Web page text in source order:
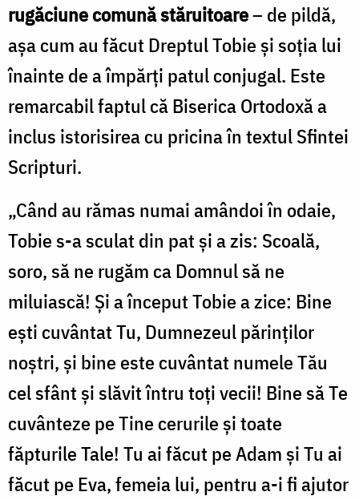
rugăciune comună stăruitoare– de pildă,
aşa cum au făcut Dreptul Tobie şi soţia lui
înainte de a împărţi patul conjugal. Este
remarcabil faptul că Biserica Ortodoxă a
inclus istorisirea cu pricina în textul Sfintei
Scripturi.
„Când au rămas numai amândoi în odaie,
Tobie s-a sculat din pat şi a zis: Scoală,
soro, să ne rugăm ca Domnul să ne
miluiască! Şi a început Tobie a zice: Bine
eşti cuvântat Tu, Dumnezeul părinţilor
noştri, şi bine este cuvântat numele Tău
cel sfânt şi slăvit întru toţi vecii! Bine să Te
cuvânteze pe Tine cerurile şi toate
făpturile Tale! Tu ai făcut pe Adam şi Tu ai
făcut pe Eva, femeia lui, pentru a-i fi ajutor